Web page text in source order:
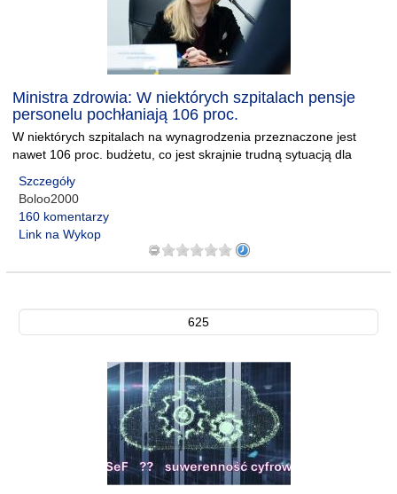
Ministra zdrowia: W niektórych szpitalach pensje
personelu pochłaniają 106 proc.
W niektórych szpitalach na wynagrodzenia przeznaczone jest
nawet 106 proc. budżetu, co jest skrajnie trudną sytuacją dla
Szczegóły
Boloo2000
160 komentarzy
Link na Wykop
625